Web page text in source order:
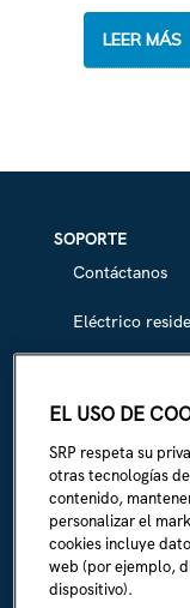
LOS
SOLARES,
LEER MÁS
ACERCA DE SRP
Biografía de la
SOPORTE
Contáctanos
Eléctrico
Irrigación de
La Línea:(602)
EL USO DE
SRP respeta su
otras tecnologías
contenido,
personalizar el
cookies incluye
web (por ejemplo,
dispositivo).